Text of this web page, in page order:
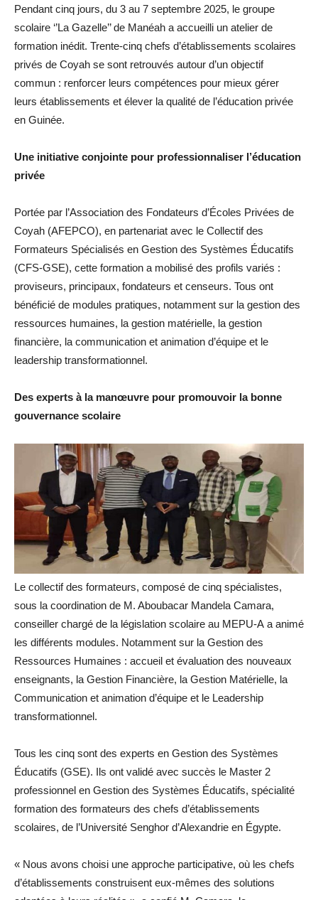
Pendant cinq jours, du 3 au 7 septembre 2025, le groupe
scolaire ‘’La Gazelle’’ de Manéah a accueilli un atelier de
formation inédit. Trente-cinq chefs d’établissements scolaires
privés de Coyah se sont retrouvés autour d’un objectif
commun : renforcer leurs compétences pour mieux gérer
leurs établissements et élever la qualité de l’éducation privée
en Guinée.
Une initiative conjointe pour professionnaliser l’éducation
privée
Portée par l’Association des Fondateurs d’Écoles Privées de
Coyah (AFEPCO), en partenariat avec le Collectif des
Formateurs Spécialisés en Gestion des Systèmes Éducatifs
(CFS-GSE), cette formation a mobilisé des profils variés :
proviseurs, principaux, fondateurs et censeurs. Tous ont
bénéficié de modules pratiques, notamment sur la gestion des
ressources humaines, la gestion matérielle, la gestion
financière, la communication et animation d’équipe et le
leadership transformationnel.
Des experts à la manœuvre pour promouvoir la bonne
gouvernance scolaire
Le collectif des formateurs, composé de cinq spécialistes,
sous la coordination de M. Aboubacar Mandela Camara,
conseiller chargé de la législation scolaire au MEPU-A a animé
les différents modules. Notamment sur la Gestion des
Ressources Humaines : accueil et évaluation des nouveaux
enseignants, la Gestion Financière, la Gestion Matérielle, la
Communication et animation d’équipe et le Leadership
transformationnel.
Tous les cinq sont des experts en Gestion des Systèmes
Éducatifs (GSE). Ils ont validé avec succès le Master 2
professionnel en Gestion des Systèmes Éducatifs, spécialité
formation des formateurs des chefs d’établissements
scolaires, de l’Université Senghor d’Alexandrie en Égypte.
« Nous avons choisi une approche participative, où les chefs
d’établissements construisent eux-mêmes des solutions